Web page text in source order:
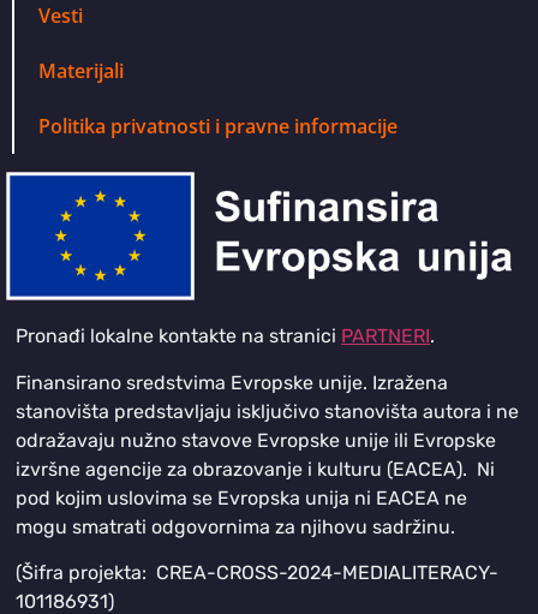
Vesti
Materijali
Politika privatnosti i pravne informacije
Pronađi lokalne kontakte na stranici PARTNERI.
Finansirano sredstvima Evropske unije. Izražena
stanovišta predstavljaju isključivo stanovišta autora i ne
odražavaju nužno stavove Evropske unije ili Evropske
izvršne agencije za obrazovanje i kulturu (EACEA). Ni
pod kojim uslovima se Evropska unija ni EACEA ne
mogu smatrati odgovornima za njihovu sadržinu.
(Šifra projekta: CREA-CROSS-2024-MEDIALITERACY-
101186931)